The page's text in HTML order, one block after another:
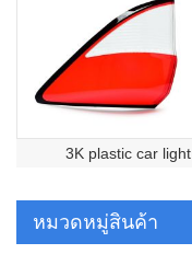
3K plastic car light
หมวดหมู่สินค้า